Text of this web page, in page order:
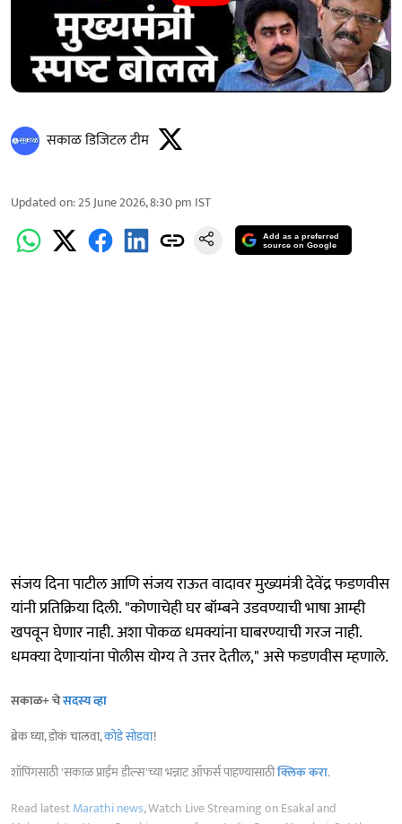
सकाळ डिजिटल टीम
Updated on:25 June 2026, 8:30 pm IST
Add as a preferred
source on Google
संजय दिना पाटील आणि संजय राऊत वादावर मुख्यमंत्री देवेंद्र फडणवीस
यांनी प्रतिक्रिया दिली. "कोणाचेही घर बॉम्बने उडवण्याची भाषा आम्ही
खपवून घेणार नाही. अशा पोकळ धमक्यांना घाबरण्याची गरज नाही.
धमक्या देणाऱ्यांना पोलीस योग्य ते उत्तर देतील," असे फडणवीस म्हणाले.
सकाळ+ चेसदस्य व्हा
ब्रेक घ्या, डोकं चालवा,कोडे सोडवा!
शॉपिंगसाठी 'सकाळ प्राईम डील्स'च्या भन्नाट ऑफर्स पाहण्यासाठीक्लिक करा.
Read latestMarathi news, Watch Live Streaming on Esakal and